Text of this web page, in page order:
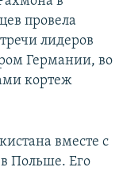
провела
лидеров
Германии, во
кортеж
вместе с
Польше. Его